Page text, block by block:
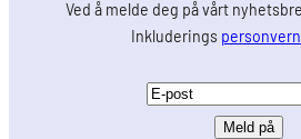
Ved å melde deg på vårt
Inkluderings
E